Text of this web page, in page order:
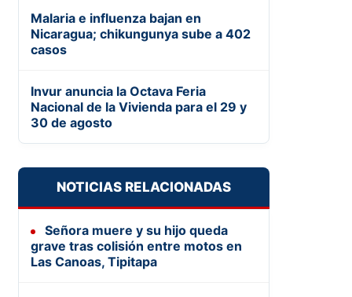
Malaria e influenza bajan en
Nicaragua; chikungunya sube a 402
casos
Invur anuncia la Octava Feria
Nacional de la Vivienda para el 29 y
30 de agosto
NOTICIAS RELACIONADAS
Señora muere y su hijo queda
grave tras colisión entre motos en
Las Canoas, Tipitapa